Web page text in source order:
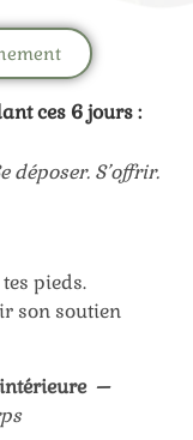
ces 6 jours :
déposer. S’offrir.
pieds.
son soutien
intérieure –